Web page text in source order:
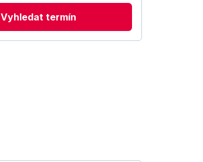
Vyhledat termín